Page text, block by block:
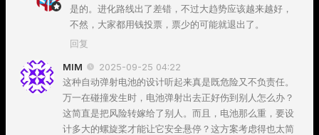
是的。进化路线出了差错，不过大趋势应该越来越好，
不然，大家都用钱投票，票少的可能就退出了。
回复
MIM
2025-09-25 04:22
这种自动弹射电池的设计听起来真是既危险又不负责任。
万一在碰撞发生时，电池弹射出去正好伤到别人怎么办？
这简直是把风险转嫁给了别人。而且，电池那么重，要设
计多大的螺旋桨才能让它安全悬停？这方案考虑得也太简